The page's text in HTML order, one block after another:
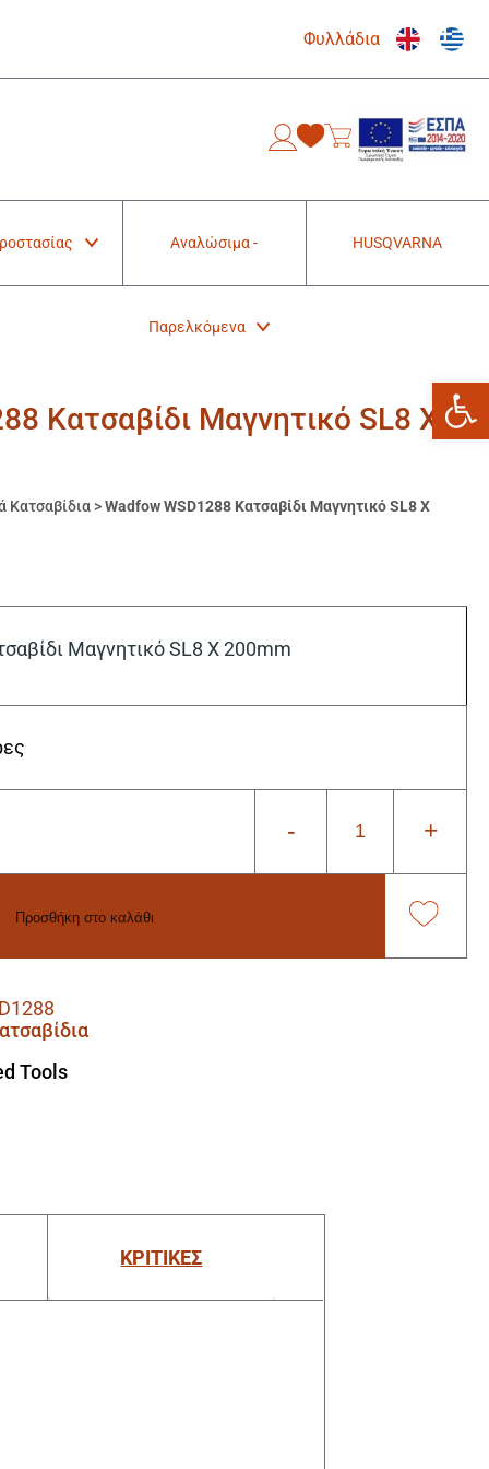
Φυλλάδια
Αναλώσιμα -
Παρελκόμενα
HUSQVARNA
Κατσαβίδι Μαγνητικό SL8 X
Κατσαβίδια >Wadfow WSD1288 Κατσαβίδι Μαγνητικό SL8 X
Μαγνητικό SL8 X 200mm
- +
Προσθήκη στο καλάθι
Tools
ΚΡΙΤΙΚΕΣ